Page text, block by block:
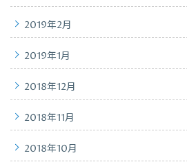
2019年2月
2019年1月
2018年12月
2018年11月
2018年10月